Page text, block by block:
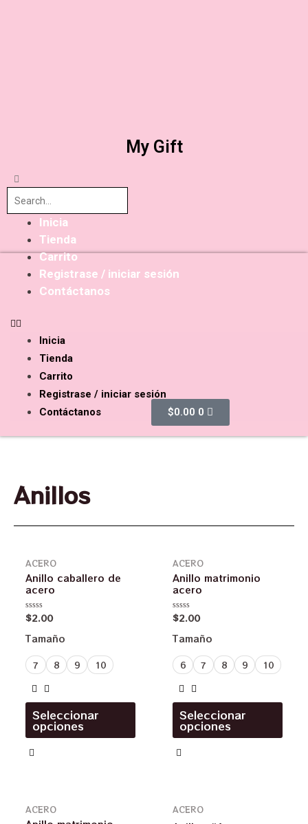
My Gift
Inicia
Tienda
Carrito
Registrase / iniciar sesión
Contáctanos
Inicia
Tienda
Carrito
Registrase / iniciar sesión
Contáctanos
$0.00 0
Anillos
ACERO
Anillo caballero de
acero
Valorado
0
de
$2.00
Tamaño
7 8 9 10
Seleccionar
opciones
ACERO
Anillo matrimonio
acero
Valorado
0
de
$2.00
Tamaño
6 7 8 9 10
Seleccionar
opciones
ACERO ACERO